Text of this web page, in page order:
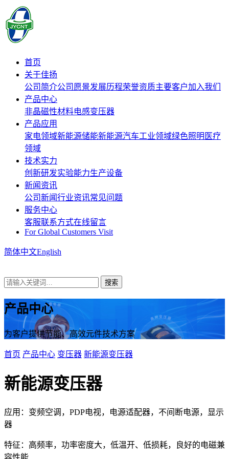
首页
关于佳扬
公司简介公司愿景发展历程荣誉资质主要客户加入我们
产品中心
非晶磁性材料电感变压器
产品应用
家电领域新能源储能新能源汽车工业领域绿色照明 医疗
领域
技术实力
创新研发实验能力生产设备
新闻资讯
公司新闻行业资讯常见问题
服务中心
客服联系方式在线留言
For Global Customers Visit
简体中文English
产品中心
为客户提供节能、高效元件技术方案
首页 产品中心 变压器 新能源变压器
新能源变压器
应用：变频空调，PDP电视，电源适配器，不间断电源，显示
器
特征：高频率，功率密度大，低温开、低损耗，良好的电磁兼
容性能